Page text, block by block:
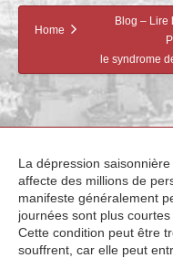
Home
Blog – Lire
le syndrome
La dépression
affecte des millions de
manifeste généralement
journées sont plus
Cette condition peut être
souffrent, car elle peut